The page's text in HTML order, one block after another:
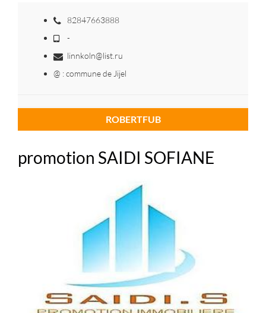
82847663888
-
linnkoln@list.ru
@ : commune de Jijel
ROBERTFUB
promotion SAIDI SOFIANE